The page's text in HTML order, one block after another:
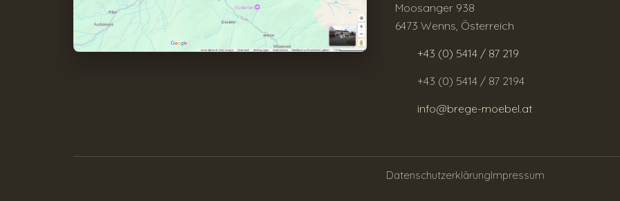
Moosanger 938
6473 Wenns, Österreich
+43 (0) 5414 / 87 219
+43 (0) 5414 / 87 2194
info@brege-moebel.at
DatenschutzerklärungImpressum